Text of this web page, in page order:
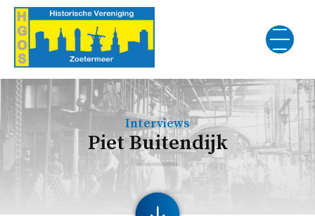
Interviews
Piet Buitendijk